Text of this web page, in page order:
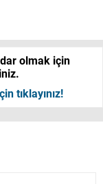
olmak için
tıklayınız!